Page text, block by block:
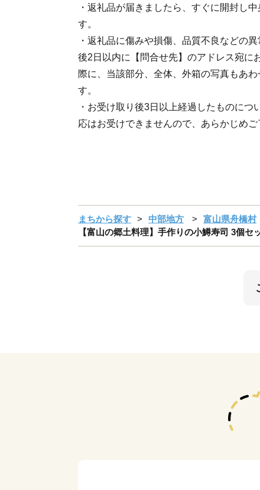
・返礼品が届きましたら、すぐに開封し
す。
・返礼品に傷みや損傷、品質不良などの
後2日以内に【問合せ先】のアドレス宛に
際に、当該部分、全体、外箱の写真もあ
す。
・お受け取り後3日以上経過したものにつ
応はお受けできませんので、あらかじめご
まちから探す 中部地方 富山県舟橋村
【富山の郷土料理】手作りの小鱒寿司 3個